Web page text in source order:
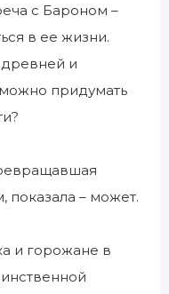
с Бароном –
в ее жизни.
и
придумать
показала – может.
и горожане в